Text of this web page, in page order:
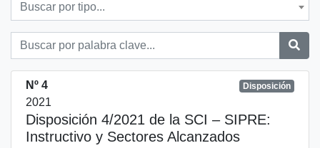
Buscar por tipo...
Nº 4
2021
Disposición
Disposición 4/2021 de la SCI – SIPRE:
Instructivo y Sectores Alcanzados